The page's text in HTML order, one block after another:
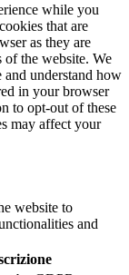
while you
that are
as they are
the website. We
and understand how
in your browser
to opt-out of these
may affect your
website to
and